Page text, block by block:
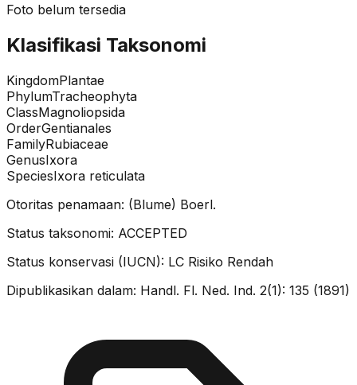
Foto belum tersedia
Klasifikasi Taksonomi
KingdomPlantae
PhylumTracheophyta
ClassMagnoliopsida
OrderGentianales
FamilyRubiaceae
GenusIxora
SpeciesIxora reticulata
Otoritas penamaan: (Blume) Boerl.
Status taksonomi: ACCEPTED
Status konservasi (IUCN): LC Risiko Rendah
Dipublikasikan dalam: Handl. Fl. Ned. Ind. 2(1): 135 (1891)